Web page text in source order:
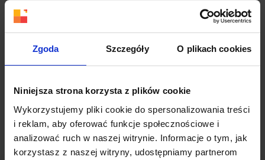
Zgoda Szczegóły O plikach cookies
Niniejsza strona korzysta z plików cookie
Wykorzystujemy pliki cookie do spersonalizowania treści
i reklam, aby oferować funkcje społecznościowe i
analizować ruch w naszej witrynie. Informacje o tym, jak
korzystasz z naszej witryny, udostępniamy partnerom
Tego typu kampanie charakteryzują statystyki:
wniosku) na poziomie 68%,
konwersja na sprzedaż (z wniosków na udzielony kredyt)
5% na inny produkt klienta w kampanii (lokata, karta
kredytowa).
Poprzedni post Następny post